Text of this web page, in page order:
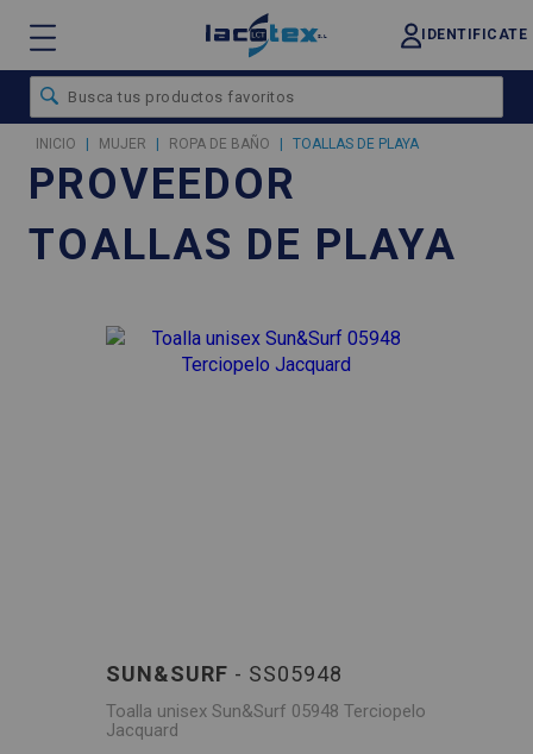
IDENTIFICATE
INICIO MUJER ROPA DE BAÑO TOALLAS DE PLAYA
PROVEEDOR
TOALLAS DE PLAYA
SUN&SURF - SS05948
Toalla unisex Sun&Surf 05948 Terciopelo
Jacquard